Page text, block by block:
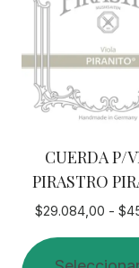
se
pueden
elegir
página
de
producto
CUERDA P/
PIRASTRO
$29.084,00 - $